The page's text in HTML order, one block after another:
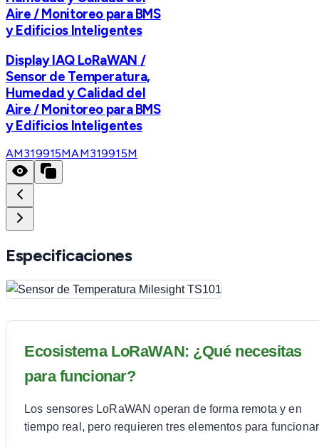
Aire / Monitoreo para BMS
y Edificios Inteligentes
Display IAQ LoRaWAN /
Sensor de Temperatura,
Humedad y Calidad del
Aire / Monitoreo para BMS
y Edificios Inteligentes
AM319915MAM319915M
Especificaciones
Ecosistema LoRaWAN: ¿Qué necesitas
para funcionar?
Los sensores LoRaWAN operan de forma remota y en
tiempo real, pero requieren tres elementos para